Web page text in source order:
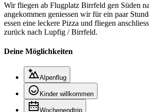
Wir fliegen ab Flugplatz Birrfeld gen Süden
angekommen geniessen wir für ein paar
essen eine leckere Pizza und fliegen
zurück nach Lupfig / Birrfeld.
Deine Möglichkeiten
Alpenflug
Kinder willkommen
Wochenendtrip